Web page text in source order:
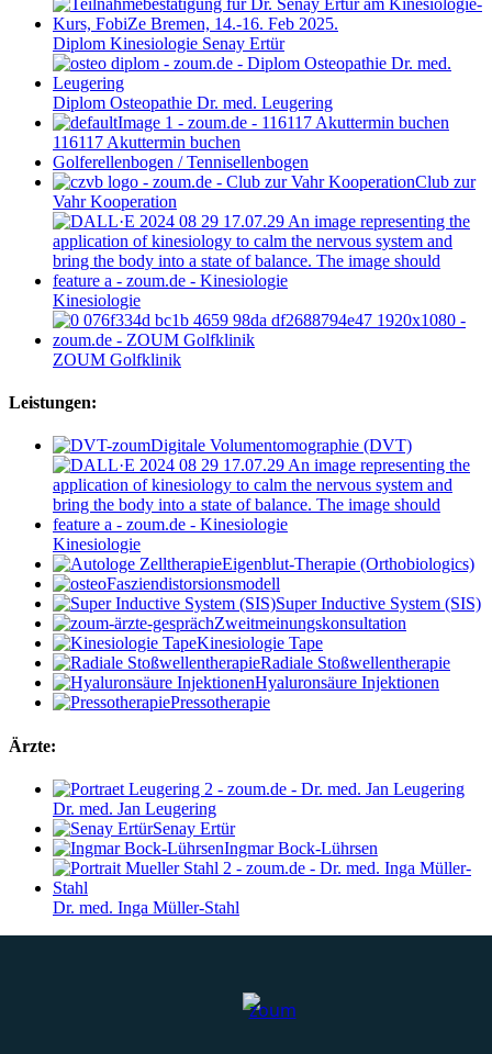
Diplom Kinesiologie Senay Ertür
Diplom Osteopathie Dr. med. Leugering
116117 Akuttermin buchen
Golferellenbogen / Tennisellenbogen
Club zur
Vahr Kooperation
Kinesiologie
ZOUM Golfklinik
Leistungen:
Digitale Volumentomographie (DVT)
Kinesiologie
Eigenblut-Therapie (Orthobiologics)
Fasziendistorsionsmodell
Super Inductive System (SIS)
Zweitmeinungskonsultation
Kinesiologie Tape
Radiale Stoßwellentherapie
Hyaluronsäure Injektionen
Pressotherapie
Ärzte:
Dr. med. Jan Leugering
Senay Ertür
Ingmar Bock-Lührsen
Dr. med. Inga Müller-Stahl